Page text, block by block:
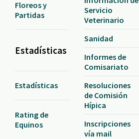
Floreos y
Partidas
Estadísticas
Estadísticas
Rating de
Equinos
Servicio
Veterinario
Sanidad
Informes de
Comisariato
Resoluciones
de Comisión
Hípica
Inscripciones
vía mail